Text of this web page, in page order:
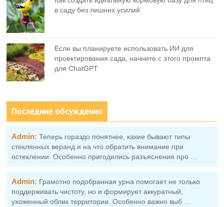
в саду без лишних усилий
Если вы планируете использовать ИИ для
проектирования сада, начните с этого промпта
для ChatGPT
Последние обсуждения
Admin: Теперь гораздо понятнее, какие бывают типы
стеклянных веранд и на что обратить внимание при
остеклении. Особенно пригодились разъяснения про …
Admin: Грамотно подобранная урна помогает не только
поддерживать чистоту, но и формирует аккуратный,
ухоженный облик территории. Особенно важно выб …